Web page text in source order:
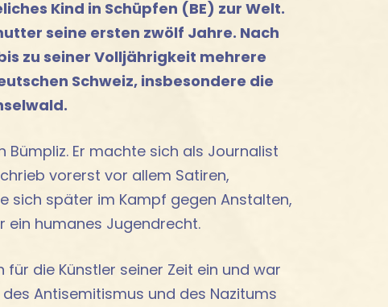
Kind in Schüpfen (BE) zur Welt.
seine ersten zwölf Jahre. Nach
zu seiner Volljährigkeit mehrere
Schweiz, insbesondere die
Bümpliz. Er machte sich als Journalist
vorerst vor allem Satiren,
sich später im Kampf gegen Anstalten,
ein humanes Jugendrecht.
für die Künstler seiner Zeit ein und war
Antisemitismus und des Nazitums